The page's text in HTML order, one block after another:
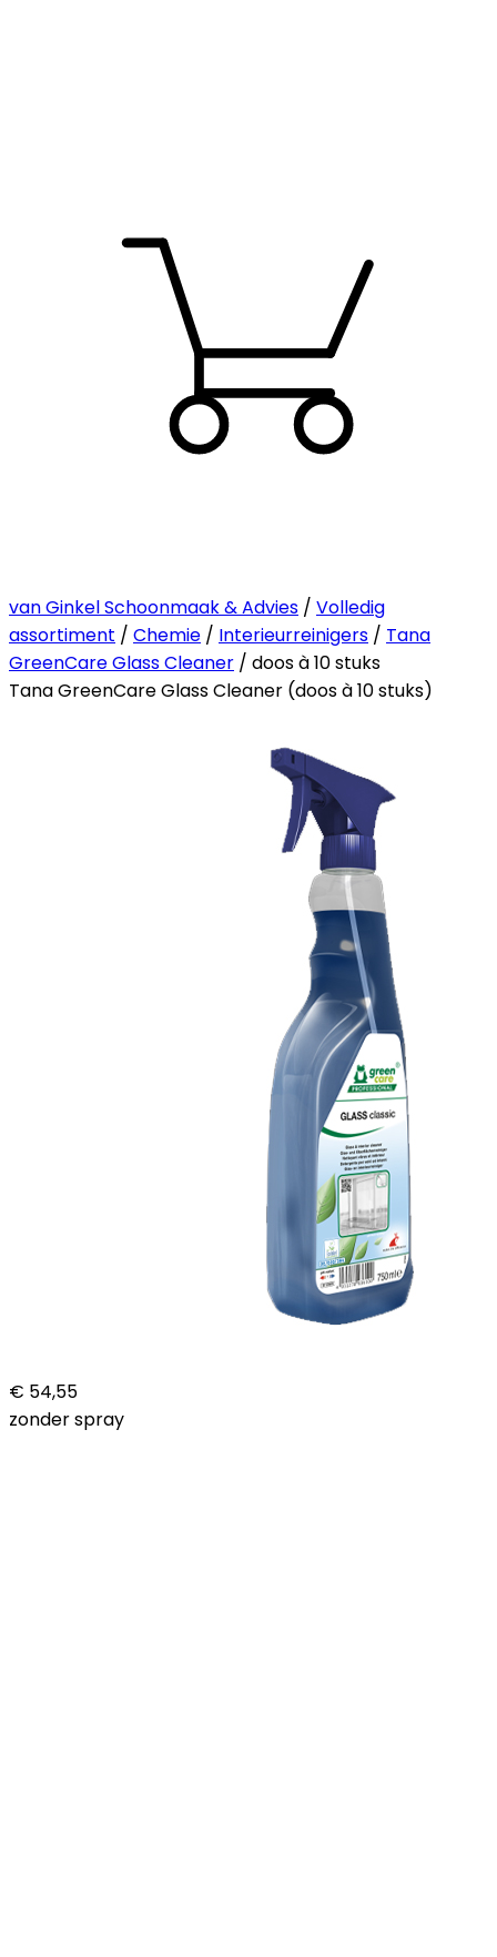
van Ginkel Schoonmaak & Advies / Volledig
assortiment / Chemie / Interieurreinigers / Tana
GreenCare Glass Cleaner / doos à 10 stuks
Tana GreenCare Glass Cleaner (doos à 10 stuks)
€ 54,55
zonder spray